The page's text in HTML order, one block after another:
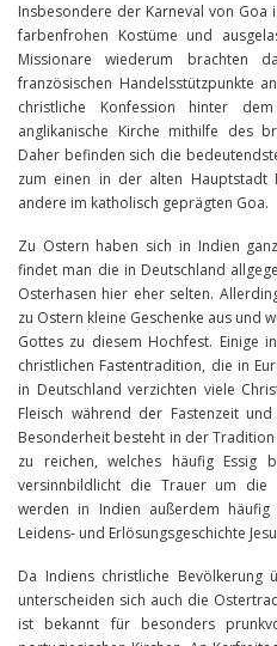
Insbesondere der Karneval von
farbenfrohen Kostüme und
Missionare wiederum brachten
französischen Handelsstützpunkte
christliche Konfession hinter
anglikanische Kirche mithilfe des
Daher befinden sich die
zum einen in der alten Hauptstadt
andere im katholisch geprägten Goa.
Zu Ostern haben sich in Indien
findet man die in Deutschland
Osterhasen hier eher selten.
zu Ostern kleine Geschenke aus und
Gottes zu diesem Hochfest. Einige
christlichen Fastentradition, die in
in Deutschland verzichten viele
Fleisch während der Fastenzeit
Besonderheit besteht in der
zu reichen, welches häufig Essig
versinnbildlicht die Trauer um die
werden in Indien außerdem
Leidens- und Erlösungsgeschichte
Da Indiens christliche
unterscheiden sich auch die
ist bekannt für besonders